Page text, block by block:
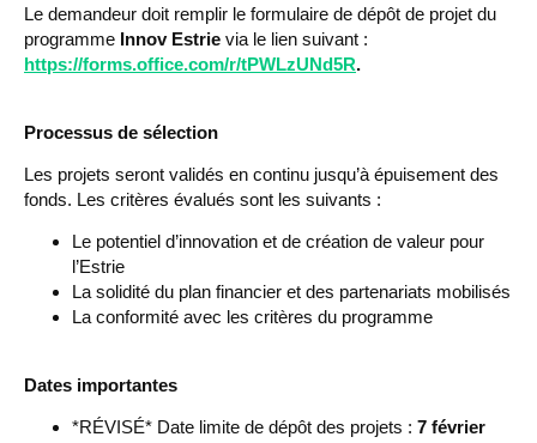
Le demandeur doit remplir le formulaire de dépôt de projet du
programme Innov Estrie via le lien suivant :
https://forms.office.com/r/tPWLzUNd5R.
Processus de sélection
Les projets seront validés en continu jusqu’à épuisement des
fonds. Les critères évalués sont les suivants :
Le potentiel d’innovation et de création de valeur pour
l’Estrie
La solidité du plan financier et des partenariats mobilisés
La conformité avec les critères du programme
Dates importantes
*RÉVISÉ* Date limite de dépôt des projets : 7 février